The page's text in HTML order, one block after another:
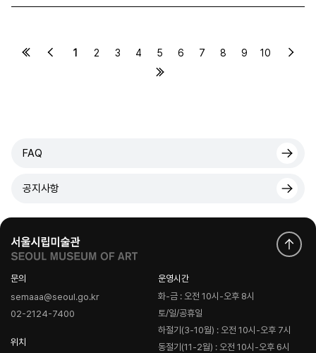
1 2 3 4 5 6 7 8 9 10
FAQ
공지사항
문의
semaaa@seoul.go.kr
02-2124-7400
위치
운영시간
화-금 : 오전 10시-오후 8시
토/일/공휴일
하절기(3-10월) : 오전 10시-오후 7시
동절기(11-2월) : 오전 10시-오후 6시